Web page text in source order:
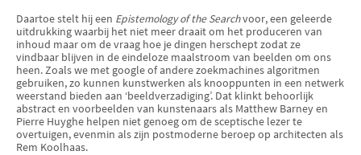
Daartoe stelt hij een Epistemology of the Searchvoor, een geleerde
uitdrukking waarbij het niet meer draait om het produceren van
inhoud maar om de vraag hoe je dingen herschept zodat ze
vindbaar blijven in de eindeloze maalstroom van beelden om ons
heen. Zoals we met google of andere zoekmachines algoritmen
gebruiken, zo kunnen kunstwerken als knooppunten in een netwerk
weerstand bieden aan ‘beeldverzadiging’. Dat klinkt behoorlijk
abstract en voorbeelden van kunstenaars als Matthew Barney en
Pierre Huyghe helpen niet genoeg om de sceptische lezer te
overtuigen, evenmin als zijn postmoderne beroep op architecten als
Rem Koolhaas.